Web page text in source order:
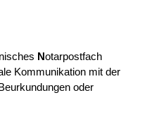
Notarpostfach
Kommunikation mit der
oder